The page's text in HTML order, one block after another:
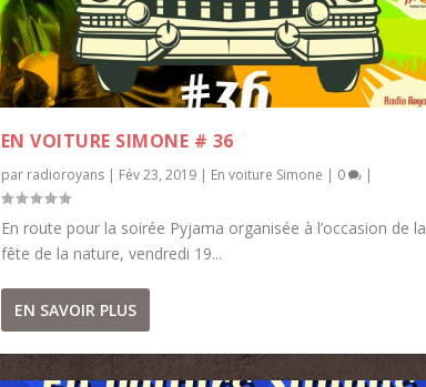
EN VOITURE SIMONE # 36
par radioroyans| Fév 23, 2019| En voiture Simone | 0 |
En route pour la soirée Pyjama organisée à l’occasion de la
fête de la nature, vendredi 19...
EN SAVOIR PLUS